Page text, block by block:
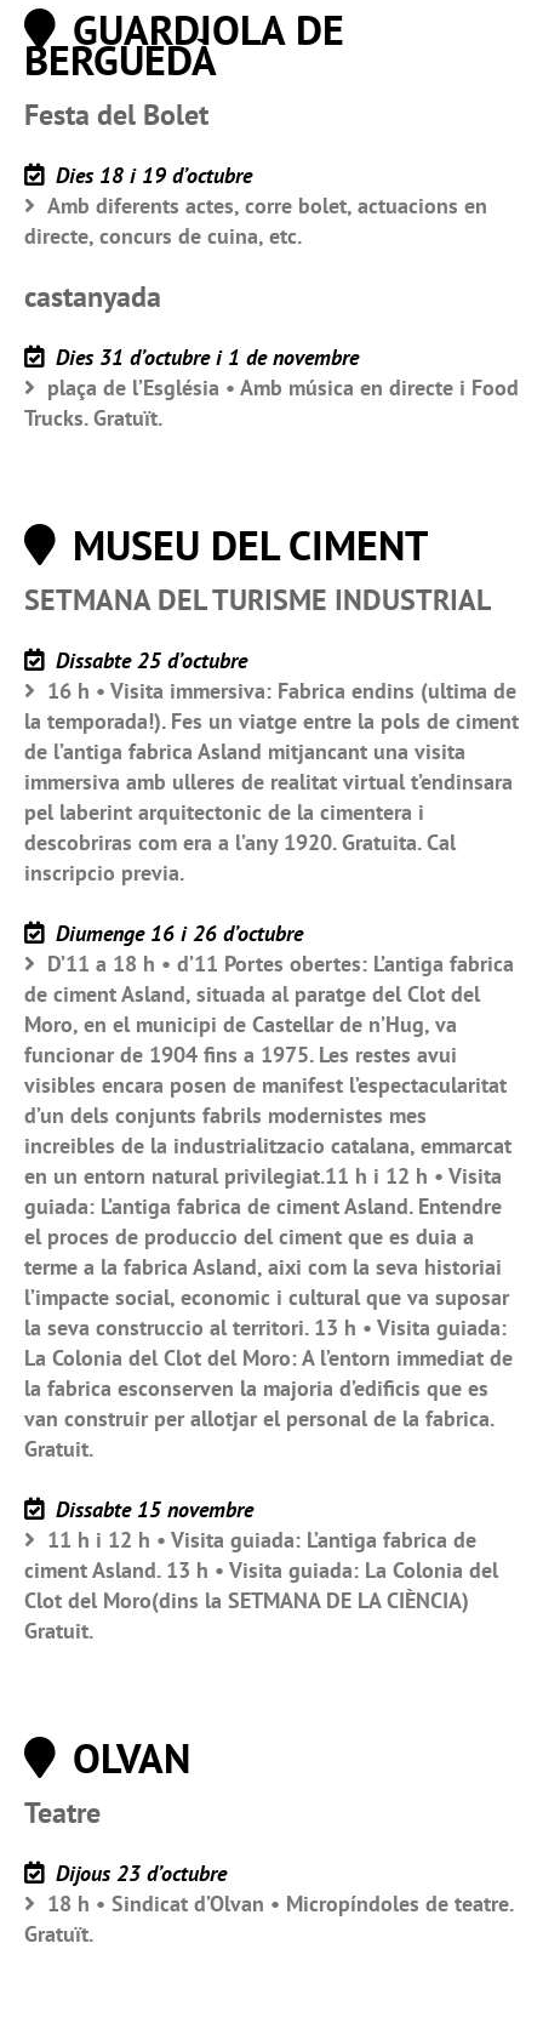
GUARDIOLA DE
BERGUEDÀ
Festa del Bolet
Dies 18 i 19 d’octubre
Amb diferents actes, corre bolet, actuacions en
directe, concurs de cuina, etc.
castanyada
Dies 31 d’octubre i 1 de novembre
plaça de l’Església • Amb música en directe i Food
Trucks. Gratuït.
MUSEU DEL CIMENT
SETMANA DEL TURISME INDUSTRIAL
Dissabte 25 d’octubre
16 h • Visita immersiva: Fabrica endins (ultima de
la temporada!). Fes un viatge entre la pols de ciment
de l’antiga fabrica Asland mitjancant una visita
immersiva amb ulleres de realitat virtual t’endinsara
pel laberint arquitectonic de la cimentera i
descobriras com era a l’any 1920. Gratuita. Cal
inscripcio previa.
Diumenge 16 i 26 d’octubre
D’11 a 18 h • d’11 Portes obertes: L’antiga fabrica
de ciment Asland, situada al paratge del Clot del
Moro, en el municipi de Castellar de n’Hug, va
funcionar de 1904 fins a 1975. Les restes avui
visibles encara posen de manifest l’espectacularitat
d’un dels conjunts fabrils modernistes mes
increibles de la industrialitzacio catalana, emmarcat
en un entorn natural privilegiat.11 h i 12 h • Visita
guiada: L’antiga fabrica de ciment Asland. Entendre
el proces de produccio del ciment que es duia a
terme a la fabrica Asland, aixi com la seva historiai
l’impacte social, economic i cultural que va suposar
la seva construccio al territori. 13 h • Visita guiada:
La Colonia del Clot del Moro: A l’entorn immediat de
la fabrica esconserven la majoria d’edificis que es
van construir per allotjar el personal de la fabrica.
Gratuit.
Dissabte 15 novembre
11 h i 12 h • Visita guiada: L’antiga fabrica de
ciment Asland. 13 h • Visita guiada: La Colonia del
Clot del Moro(dins la SETMANA DE LA CIÈNCIA)
Gratuit.
OLVAN
Teatre
Dijous 23 d’octubre
18 h • Sindicat d’Olvan • Micropíndoles de teatre.
Gratuït.